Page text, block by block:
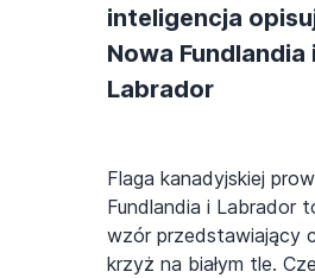
inteligencja
Nowa Fundlandia i
Labrador
Flaga kanadyjskiej
Fundlandia i Labrador
wzór przedstawiający
krzyż na białym tle.